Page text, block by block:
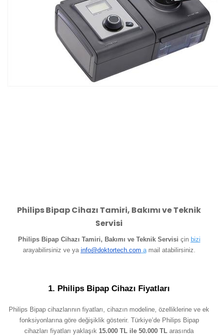
Philips Bipap Cihazı Tamiri, Bakımı ve Teknik
Servisi
Philips Bipap Cihazı Tamiri, Bakımı ve Teknik Servisi çin bizi
arayabilirsiniz ve ya info@doktortech.com amail atabilirsiniz.
1. Philips Bipap Cihazı Fiyatları
Philips Bipap cihazlarının fiyatları, cihazın modeline, özelliklerine ve ek
fonksiyonlarına göre değişiklik gösterir. Türkiye’de Philips Bipap
cihazları fiyatları yaklaşık 15.000 TL ile 50.000 TL arasında